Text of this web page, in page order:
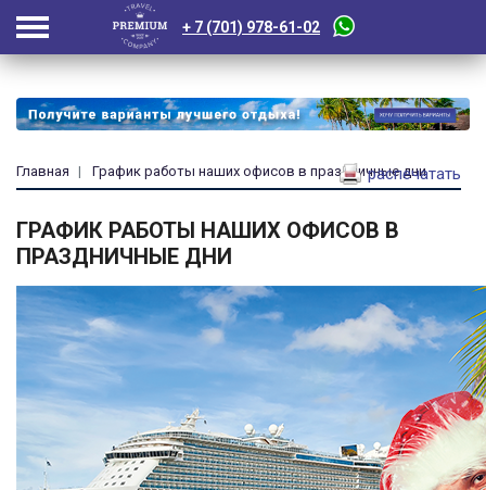
+ 7 (701) 978-61-02
Главная График работы наших офисов в праздничные дни
распечатать
ГРАФИК РАБОТЫ НАШИХ ОФИСОВ В
ПРАЗДНИЧНЫЕ ДНИ